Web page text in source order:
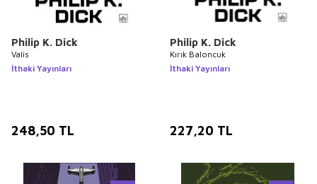
Philip K. Dick
Valis
İthaki Yayınları
248,50 TL
Philip K. Dick
Kırık Baloncuk
İthaki Yayınları
227,20 TL